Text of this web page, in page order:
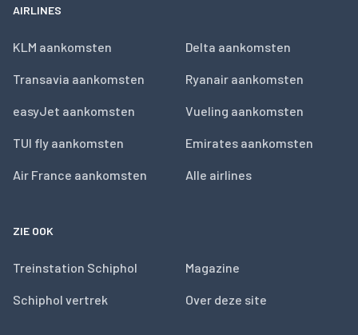
AIRLINES
KLM aankomsten
Transavia aankomsten
easyJet aankomsten
TUI fly aankomsten
Air France aankomsten
Delta aankomsten
Ryanair aankomsten
Vueling aankomsten
Emirates aankomsten
Alle airlines
ZIE OOK
Treinstation Schiphol
Schiphol vertrek
Magazine
Over deze site